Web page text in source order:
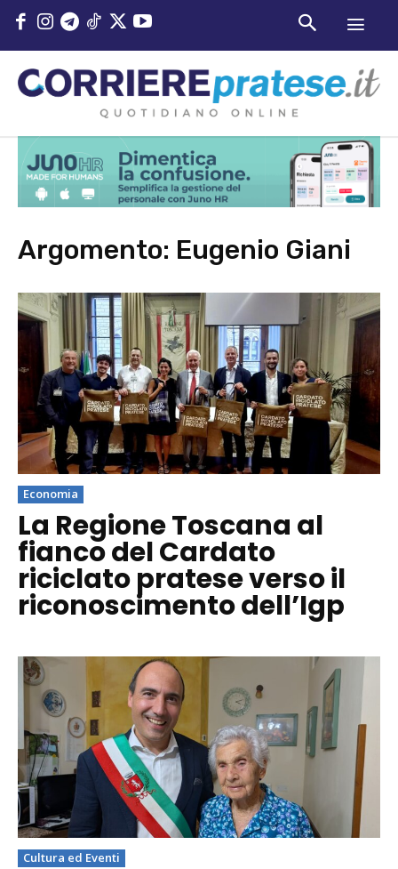
Argomento: Eugenio Giani
Economia
La Regione Toscana al
fianco del Cardato
riciclato pratese verso il
riconoscimento dell’Igp
Cultura ed Eventi